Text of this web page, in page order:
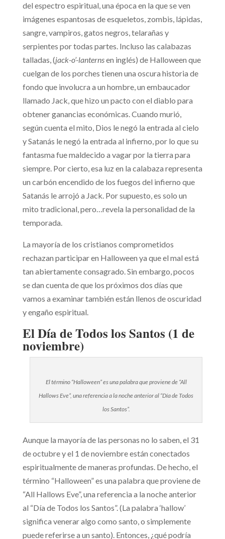
del espectro espiritual, una época en la que se ven
imágenes espantosas de esqueletos, zombis, lápidas,
sangre, vampiros, gatos negros, telarañas y
serpientes por todas partes. Incluso las calabazas
talladas, (jack-o’-lanternsen inglés) de Halloween que
cuelgan de los porches tienen una oscura historia de
fondo que involucra a un hombre, un embaucador
llamado Jack, que hizo un pacto con el diablo para
obtener ganancias económicas. Cuando murió,
según cuenta el mito, Dios le negó la entrada al cielo
y Satanás le negó la entrada al infierno, por lo que su
fantasma fue maldecido a vagar por la tierra para
siempre. Por cierto, esa luz en la calabaza representa
un carbón encendido de los fuegos del infierno que
Satanás le arrojó a Jack. Por supuesto, es solo un
mito tradicional, pero…revela la personalidad de la
temporada.
La mayoría de los cristianos comprometidos
rechazan participar en Halloween ya que el mal está
tan abiertamente consagrado. Sin embargo, pocos
se dan cuenta de que los próximos dos días que
vamos a examinar también están llenos de oscuridad
y engaño espiritual.
El Día de Todos los Santos (1 de
noviembre)
El término “Halloween” es una palabra que proviene de “All
Hallows Eve”, una referencia a la noche anterior al “Día de Todos
los Santos”.
Aunque la mayoría de las personas no lo saben, el 31
de octubre y el 1 de noviembre están conectados
espiritualmente de maneras profundas. De hecho, el
término “Halloween” es una palabra que proviene de
“All Hallows Eve”, una referencia a la noche anterior
al “Día de Todos los Santos”. (La palabra ‘hallow’
significa venerar algo como santo, o simplemente
puede referirse a un santo). Entonces, ¿qué podría